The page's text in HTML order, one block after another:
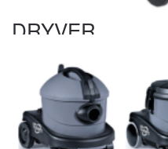
DRYVER